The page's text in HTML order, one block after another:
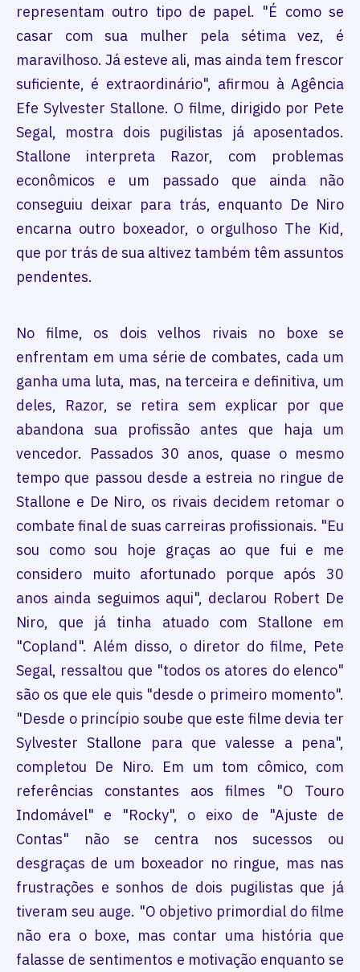
representam outro tipo de papel. "É como se
casar com sua mulher pela sétima vez, é
maravilhoso. Já esteve ali, mas ainda tem frescor
suficiente, é extraordinário", afirmou à Agência
Efe Sylvester Stallone. O filme, dirigido por Pete
Segal, mostra dois pugilistas já aposentados.
Stallone interpreta Razor, com problemas
econômicos e um passado que ainda não
conseguiu deixar para trás, enquanto De Niro
encarna outro boxeador, o orgulhoso The Kid,
que por trás de sua altivez também têm assuntos
pendentes.
No filme, os dois velhos rivais no boxe se
enfrentam em uma série de combates, cada um
ganha uma luta, mas, na terceira e definitiva, um
deles, Razor, se retira sem explicar por que
abandona sua profissão antes que haja um
vencedor. Passados 30 anos, quase o mesmo
tempo que passou desde a estreia no ringue de
Stallone e De Niro, os rivais decidem retomar o
combate final de suas carreiras profissionais. "Eu
sou como sou hoje graças ao que fui e me
considero muito afortunado porque após 30
anos ainda seguimos aqui", declarou Robert De
Niro, que já tinha atuado com Stallone em
"Copland". Além disso, o diretor do filme, Pete
Segal, ressaltou que "todos os atores do elenco"
são os que ele quis "desde o primeiro momento".
"Desde o princípio soube que este filme devia ter
Sylvester Stallone para que valesse a pena",
completou De Niro. Em um tom cômico, com
referências constantes aos filmes "O Touro
Indomável" e "Rocky", o eixo de "Ajuste de
Contas" não se centra nos sucessos ou
desgraças de um boxeador no ringue, mas nas
frustrações e sonhos de dois pugilistas que já
tiveram seu auge. "O objetivo primordial do filme
não era o boxe, mas contar uma história que
falasse de sentimentos e motivação enquanto se